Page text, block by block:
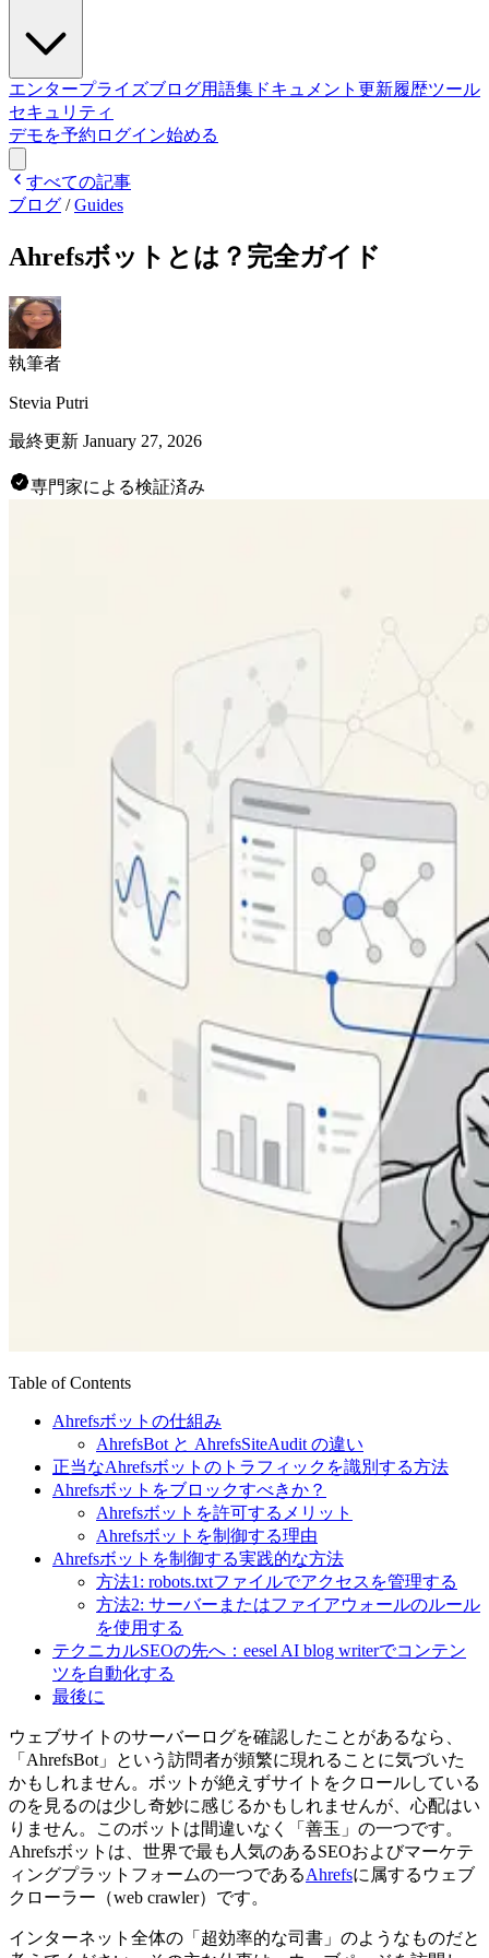
エンタープライズブログ用語集 ドキュメント 更新履歴ツール
セキュリティ
デモを予約 ログイン始める
すべての記事
ブログ /Guides
Ahrefsボットとは？完全ガイド
執筆者
Stevia Putri
最終更新 January 27, 2026
専門家による検証済み
Table of Contents
Ahrefsボットの仕組み
AhrefsBot と AhrefsSiteAudit の違い
正当なAhrefsボットのトラフィックを識別する方法
Ahrefsボットをブロックすべきか？
Ahrefsボットを許可するメリット
Ahrefsボットを制御する理由
Ahrefsボットを制御する実践的な方法
方法1: robots.txtファイルでアクセスを管理する
方法2: サーバーまたはファイアウォールのルール
を使用する
テクニカルSEOの先へ：eesel AI blog writerでコンテン
ツを自動化する
最後に
ウェブサイトのサーバーログを確認したことがあるなら、
「AhrefsBot」という訪問者が頻繁に現れることに気づいた
かもしれません。ボットが絶えずサイトをクロールしている
のを見るのは少し奇妙に感じるかもしれませんが、心配はい
りません。このボットは間違いなく「善玉」の一つです。
Ahrefsボットは、世界で最も人気のあるSEOおよびマーケテ
ィングプラットフォームの一つであるAhrefsに属するウェブ
クローラー（web crawler）です。
インターネット全体の「超効率的な司書」のようなものだと